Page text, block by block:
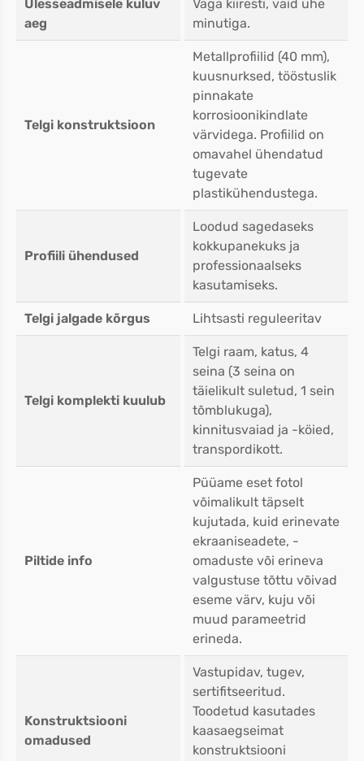
Ülesseadmisele kuluv
aeg
Väga kiiresti, vaid ühe
minutiga.
Telgi konstruktsioon
Metallprofiilid (40 mm),
kuusnurksed, tööstuslik
pinnakate
korrosioonikindlate
värvidega. Profiilid on
omavahel ühendatud
tugevate
plastikühendustega.
Profiili ühendused
Loodud sagedaseks
kokkupanekuks ja
professionaalseks
kasutamiseks.
Telgi jalgade kõrgus Lihtsasti reguleeritav
Telgi komplekti kuulub
Telgi raam, katus, 4
seina (3 seina on
täielikult suletud, 1 sein
tõmblukuga),
kinnitusvaiad ja -köied,
transpordikott.
Piltide info
Püüame eset fotol
võimalikult täpselt
kujutada, kuid erinevate
ekraaniseadete, -
omaduste või erineva
valgustuse tõttu võivad
eseme värv, kuju või
muud parameetrid
erineda.
Konstruktsiooni
omadused
Vastupidav, tugev,
sertifitseeritud.
Toodetud kasutades
kaasaegseimat
konstruktsiooni